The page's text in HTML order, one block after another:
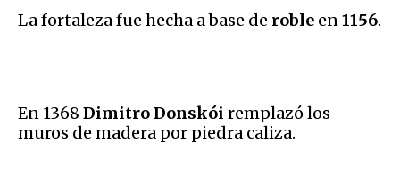
La fortaleza fue hecha a base de roble en1156.
En 1368 Dimitro Donskói remplazó los
muros de madera por piedra caliza.